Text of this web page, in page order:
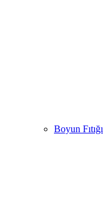
Boyun Fıtığı